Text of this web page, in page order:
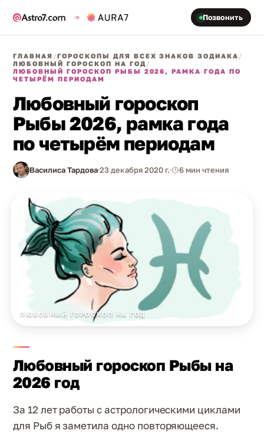
Позвонить
ГЛАВНАЯ /ГОРОСКОПЫ ДЛЯ ВСЕХ ЗНАКОВ ЗОДИАКА /
ЛЮБОВНЫЙ ГОРОСКОП НА ГОД/
ЛЮБОВНЫЙ ГОРОСКОП РЫБЫ 2026, РАМКА ГОДА ПО
ЧЕТЫРЁМ ПЕРИОДАМ
Любовный гороскоп
Рыбы 2026, рамка года
по четырём периодам
Василиса Тардова23 декабря 2020 г. 6 мин чтения
ЛЮБОВНЫЙ ГОРОСКОП НА ГОД
Любовный гороскоп Рыбы на
2026 год
За 12 лет работы с астрологическими циклами
для Рыб я заметила одно повторяющееся.